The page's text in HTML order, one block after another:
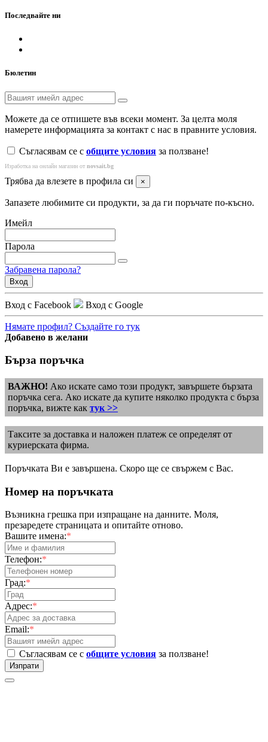
Последвайте ни
Бюлетин
Можете да се отпишете във всеки момент. За целта моля
намерете информацията за контакт с нас в правните условия.
Съгласявам се с общите условия за ползване!
Изработка на онлайн магазин от novsait.bg
Трябва да влезете в профила си ×
Запазете любимите си продукти, за да ги поръчате по-късно.
Имейл
Парола
Забравена парола?
Вход
Вход с Facebook Вход с Google
Нямате профил? Създайте го тук
Добавено в желани
Бърза поръчка
ВАЖНО! Ако искате само този продукт, завършете бързата
поръчка сега. Ако искате да купите няколко продукта с бърза
поръчка, вижте как тук >>
Таксите за доставка и наложен платеж се определят от
куриерската фирма.
Поръчката Ви е завършена. Скоро ще се свържем с Вас.
Номер на поръчката
Възникна грешка при изпращане на данните. Моля,
презаредете страницата и опитайте отново.
Вашите имена:*
Телефон:*
Град:*
Адрес:*
Email:*
Съгласявам се с общите условия за ползване!
Изпрати